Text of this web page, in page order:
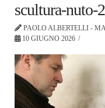
scultura-nuto-
PAOLO ALBERTELLI -
10 GIUGNO 2026